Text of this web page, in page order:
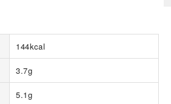
144kcal
3.7g
5.1g